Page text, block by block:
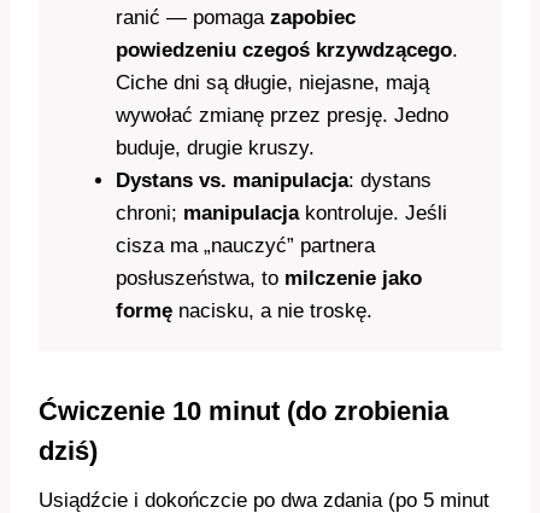
ranić — pomaga zapobiec
powiedzeniu czegoś krzywdzącego.
Ciche dni są długie, niejasne, mają
wywołać zmianę przez presję. Jedno
buduje, drugie kruszy.
Dystans vs. manipulacja: dystans
chroni; manipulacjakontroluje. Jeśli
cisza ma „nauczyć” partnera
posłuszeństwa, to milczenie jako
formę nacisku, a nie troskę.
Ćwiczenie 10 minut (do zrobienia
dziś)
Usiądźcie i dokończcie po dwa zdania (po 5 minut